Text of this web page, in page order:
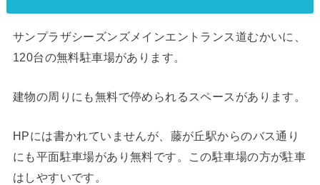
サンプラザシーズンズメインエントランス道むかいに、
120台の無料駐車場があります。
建物の周りにも無料で停められるスペースがあります。
HPには書かれていませんが、藤が丘駅からのバス通り
にも平面駐車場があり無料です。この駐車場の方が駐車
はしやすいです。